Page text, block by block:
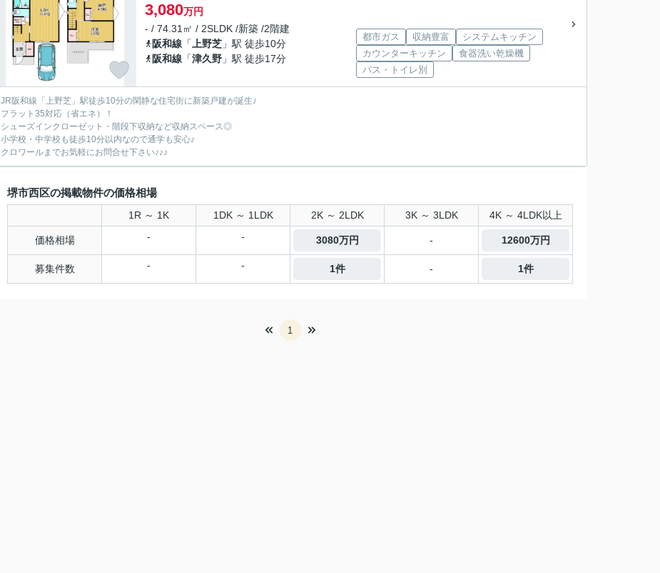
3,080万円
- / 74.31㎡ / 2SLDK /新築 /2階建
阪和線 「 上野芝 」駅 徒歩10分
阪和線 「津久野 」駅 徒歩17分
都市ガス 収納豊富
システムキッチン
カウンターキッチン
食器洗い乾燥機
バス・トイレ別
JR阪和線「上野芝」駅徒歩10分の閑静な住宅街に新築戸建が誕生♪
フラット35対応（省エネ）！
シューズインクローゼット・階段下収納など収納スペース◎
小学校・中学校も徒歩10分以内なので通学も安心♪
クロワールまでお気軽にお問合せ下さい♪♪♪
堺市西区の掲載物件の価格相場
1R ～ 1K 1DK ～ 1LDK 2K ～ 2LDK 3K ～ 3LDK 4K ～ 4LDK以上
価格相場 - - 3080万円 - 12600万円
募集件数 - - 1件 - 1件
1